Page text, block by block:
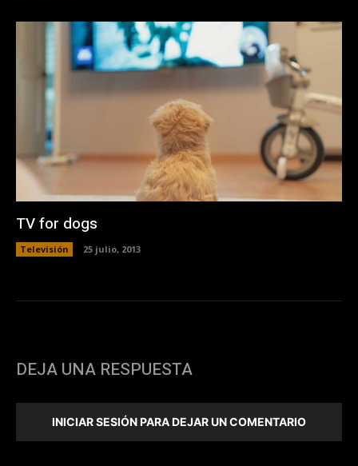
TV for dogs
Televisión 25 julio, 2013
DEJA UNA RESPUESTA
INICIAR SESIÓN PARA DEJAR UN COMENTARIO